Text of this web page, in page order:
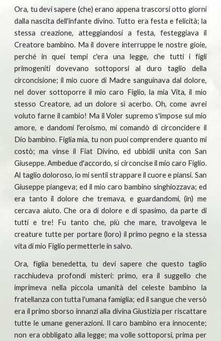
Ora, tu devi sapere (che) erano appena trascorsi otto giorni
dalla nascita dell'infante divino. Tutto era festa e felicità; la
stessa creazione, atteggiandosi a festa, festeggiava il
Creatore bambino. Ma il dovere interruppe le nostre gioie,
perché in quei tempi c'era una legge, che tutti i figli
primogeniti dovevano sottoporsi al duro taglio della
circoncisione; il mio cuore di Madre sanguinava dal dolore,
nel dover sottoporre il mio caro Figlio, la mia Vita, il mio
stesso Creatore, ad un dolore sì acerbo. Oh, come avrei
voluto farne il cambio! Ma il Voler supremo s'impose sul mio
amore, e dandomi l'eroismo, mi comandò di circoncidere il
Dio bambino. Figlia mia, tu non puoi comprendere quanto mi
costò; ma vinse il Fiat Divino, ed ubbidii unita con San
Giuseppe. Ambedue d'accordo, si circoncise il mio caro Figlio.
Al taglio doloroso, io mi sentii strappare il cuore e piansi. San
Giuseppe piangeva; ed il mio caro bambino singhiozzava; ed
era tanto il dolore che tremava, e guardandomi, (in) me
cercava aiuto. Che ora di dolore e di spasimo, da parte di
tutti e tre! Fu tanto che, più che mare, travolgeva le
creature tutte per portare (loro) il primo pegno e la stessa
vita di mio Figlio permetterle in salvo.
Ora, figlia benedetta, tu devi sapere che questo taglio
racchiudeva profondi misteri: primo, era il suggello che
imprimeva nella piccola umanità del celeste bambino la
fratellanza con tutta l'umana famiglia; ed il sangue che versò
era il primo sborso innanzi alla divina Giustizia per riscattare
tutte le umane generazioni. Il caro bambino era innocente;
non era obbligato alla legge; ma volle sottoporsi, prima per